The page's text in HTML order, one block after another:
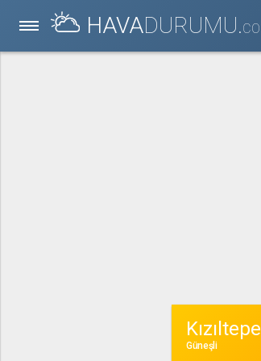
HAVADURUMU.CO
Kızıltepe
Güneşli